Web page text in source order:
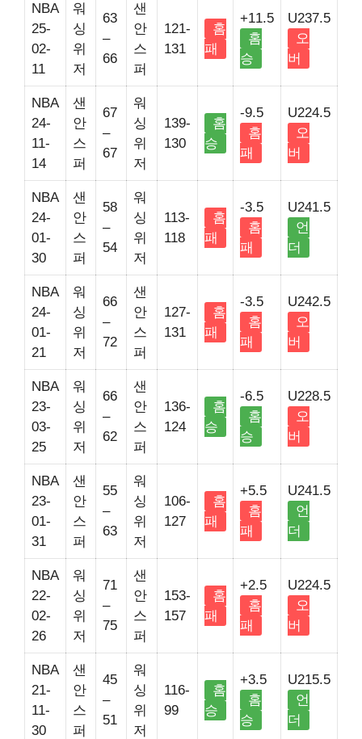
NBA
25-
02-
11
워
싱
위
저
63
–
66
샌
안
스
퍼
121-
131
홈
패
+11.5
홈
승
U237.5
오
버
NBA
24-
11-
14
샌
안
스
퍼
67
–
67
워
싱
위
저
139-
130
홈
승
-9.5
홈
패
U224.5
오
버
NBA
24-
01-
30
샌
안
스
퍼
58
–
54
워
싱
위
저
113-
118
홈
패
-3.5
홈
패
U241.5
언
더
NBA
24-
01-
21
워
싱
위
저
66
–
72
샌
안
스
퍼
127-
131
홈
패
-3.5
홈
패
U242.5
오
버
NBA
23-
03-
25
워
싱
위
저
66
–
62
샌
안
스
퍼
136-
124
홈
승
-6.5
홈
승
U228.5
오
버
NBA
23-
01-
31
샌
안
스
퍼
55
–
63
워
싱
위
저
106-
127
홈
패
+5.5
홈
패
U241.5
언
더
NBA
22-
02-
26
워
싱
위
저
71
–
75
샌
안
스
퍼
153-
157
홈
패
+2.5
홈
패
U224.5
오
버
NBA
21-
11-
30
샌
안
스
퍼
45
–
51
워
싱
위
저
116-
99
홈
승
+3.5
홈
승
U215.5
언
더